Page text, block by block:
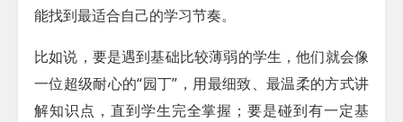
能找到最适合自己的学习节奏。
比如说，要是遇到基础比较薄弱的学生，他们就会像
一位超级耐心的“园丁”，用最细致、最温柔的方式讲
解知识点，直到学生完全掌握；要是碰到有一定基